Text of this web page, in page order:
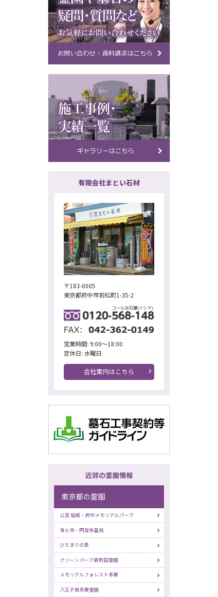
有限会社まとい石材
〒183-0005
東京都府中市若松町1-35-2
営業時間: 9:00～18:00
定休日: 水曜日
会社案内はこちら
近郊の霊園情報
東京都の霊園
公営 稲城・府中メモリアルパーク
浄土宗・円覚寺墓苑
ひだまりの里
グリーンパーク新町田霊園
メモリアルフォレスト多摩
八王子南多摩霊園